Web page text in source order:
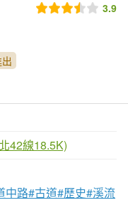
3.9
42線18.5K)
中路#古道#歷史#溪流